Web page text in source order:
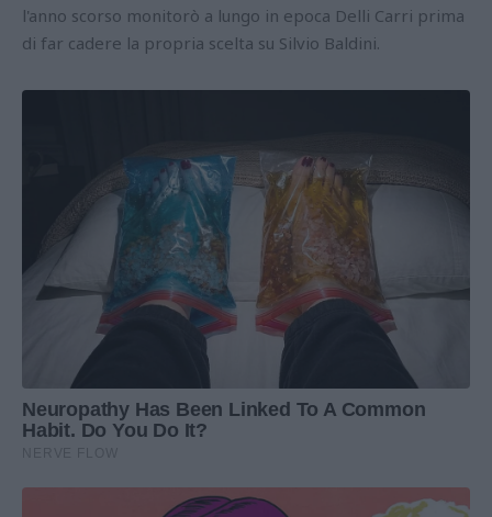
l'anno scorso monitorò a lungo in epoca Delli Carri prima
di far cadere la propria scelta su Silvio Baldini.